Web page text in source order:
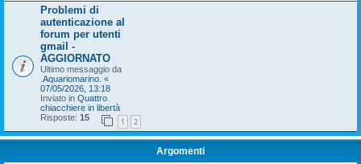
Problemi di
autenticazione al
forum per utenti
gmail -
AGGIORNATO
Ultimo messaggio da
.Aquariomarino. «
07/05/2026, 13:18
Inviato in Quattro
chiacchiere in libertà
Risposte: 15 1 2
Argomenti